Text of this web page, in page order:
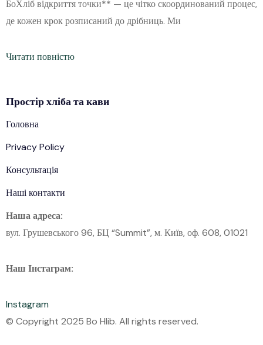
БоХліб відкриття точки** — це чітко скоординований процес,
де кожен крок розписаний до дрібниць. Ми
Читати повністю
Простірхлібата кави
Головна
Privacy Policy
Консультація
Наші контакти
Наша адреса:
вул. Грушевського 96, БЦ “Summit”, м. Київ, оф. 608, 01021
Наш Інстаграм:
Instagram
© Copyright 2025 Bo Hlib. All rights reserved.